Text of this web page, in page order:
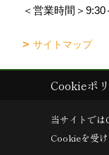
＜営業時間＞
サイトマップ
Copyright (c)
Cookieポ
当サイトでは
Cookieを受